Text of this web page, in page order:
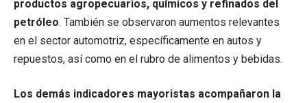
productos agropecuarios, químicos y refinados del
petróleo. También se observaron aumentos relevantes
en el sector automotriz, específicamente en autos y
repuestos, así como en el rubro de alimentos y bebidas.
Los demás indicadores mayoristas acompañaron la